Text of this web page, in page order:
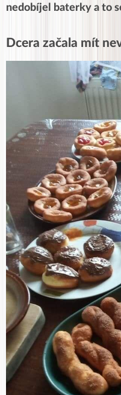
nedobíjel baterky a to
Dcera začala mít